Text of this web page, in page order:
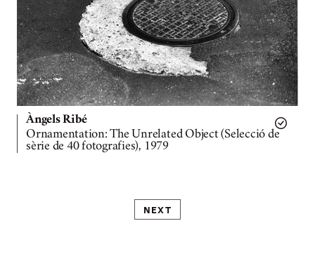
Àngels Ribé
Ornamentation: The Unrelated Object (Selecció de
sèrie de 40 fotografies), 1979
NEXT